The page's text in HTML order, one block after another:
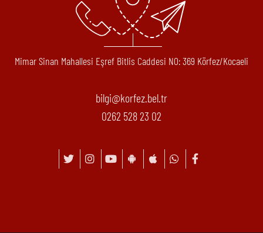
Mimar Sinan Mahallesi Eşref Bitlis Caddesi N0: 369 Körfez/Kocaeli
bilgi@korfez.bel.tr
0262 528 23 02